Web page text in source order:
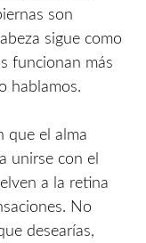
son
sigue como
funcionan más
hablamos.
que el alma
unirse con el
a la retina
No
desearías,